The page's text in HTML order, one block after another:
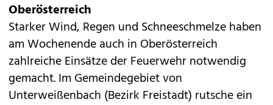
Oberösterreich
Starker Wind, Regen und Schneeschmelze haben
am Wochenende auch in Oberösterreich
zahlreiche Einsätze der Feuerwehr notwendig
gemacht. Im Gemeindegebiet von
Unterweißenbach (Bezirk Freistadt) rutsche ein